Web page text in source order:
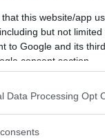
that this website/app
but not
to Google and its
consent section.
Data Processing Opt
lägger dig nu och läser nåt,